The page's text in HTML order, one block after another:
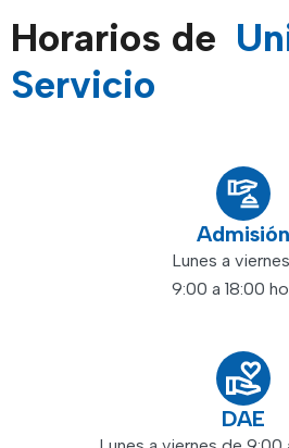
Horarios de
Servicio
Admisión
Lunes a
9:00 a 18:00
DAE